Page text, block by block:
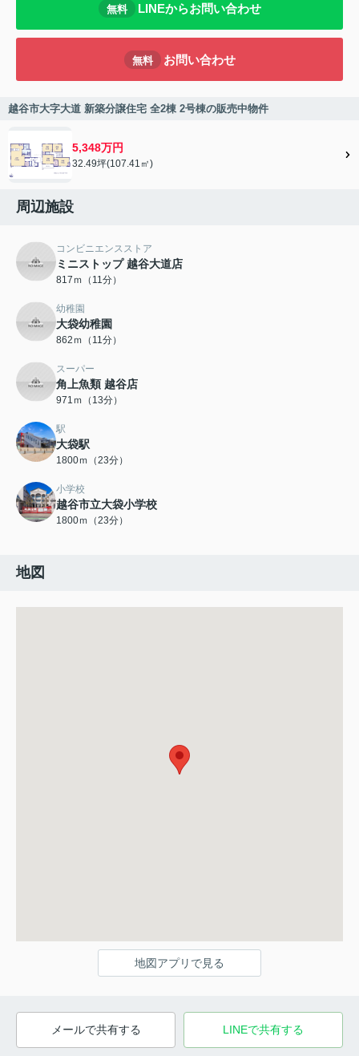
無料 LINEからお問い合わせ
無料 お問い合わせ
越谷市大字大道 新築分譲住宅 全2棟 2号棟の販売中物件
5,348万円
32.49坪(107.41㎡)
周辺施設
コンビニエンスストア
ミニストップ 越谷大道店
817ｍ（11分）
幼稚園
大袋幼稚園
862ｍ（11分）
スーパー
角上魚類 越谷店
971ｍ（13分）
駅
大袋駅
1800ｍ（23分）
小学校
越谷市立大袋小学校
1800ｍ（23分）
地図
地図アプリで見る
メールで共有する LINEで共有する